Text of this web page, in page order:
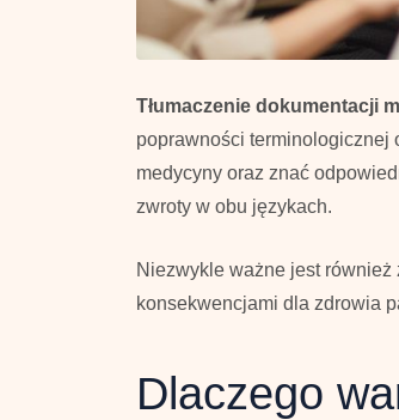
Tłumaczenie dokumentacji
poprawności terminologicznej
medycyny oraz znać
zwroty w obu językach.
Niezwykle ważne jest również
konsekwencjami dla zdrowia
Dlaczego